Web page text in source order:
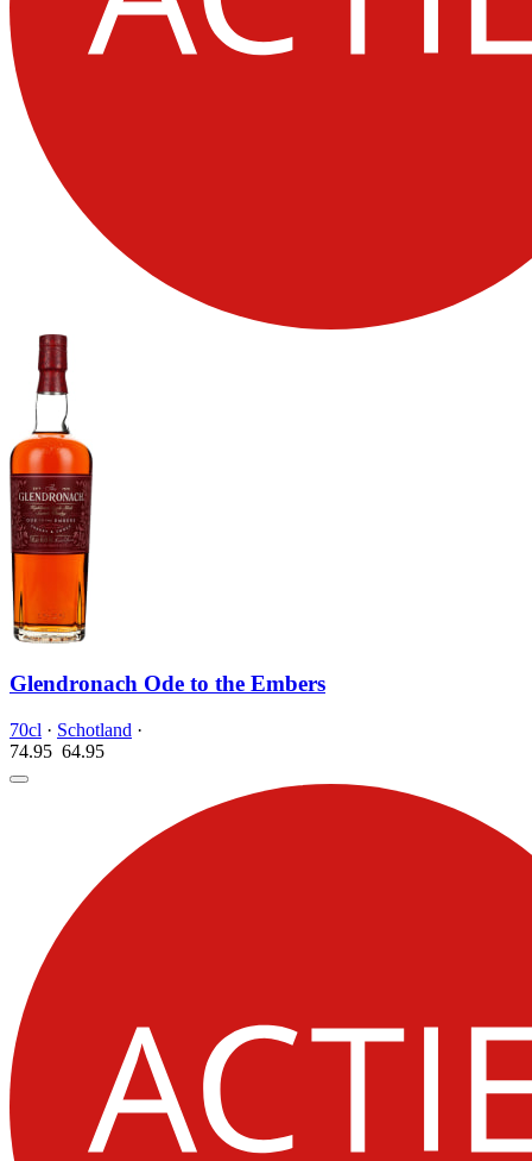
Glendronach Ode to the Embers
70cl · Schotland ·
74.95 64.95